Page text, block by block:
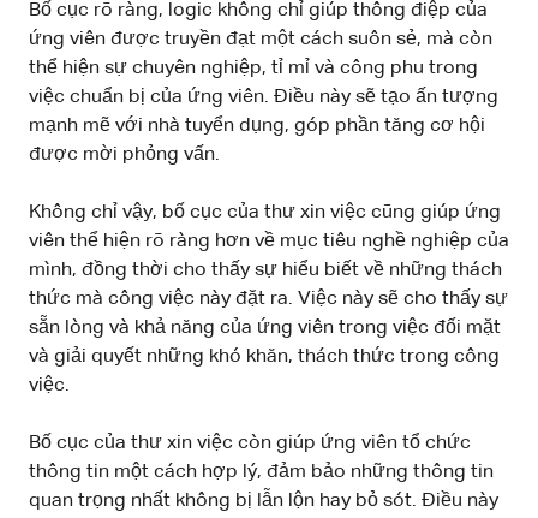
Bố cục rõ ràng, logic không chỉ giúp thông điệp của
ứng viên được truyền đạt một cách suôn sẻ, mà còn
thể hiện sự chuyên nghiệp, tỉ mỉ và công phu trong
việc chuẩn bị của ứng viên. Điều này sẽ tạo ấn tượng
mạnh mẽ với nhà tuyển dụng, góp phần tăng cơ hội
được mời phỏng vấn.
Không chỉ vậy, bố cục của thư xin việc cũng giúp ứng
viên thể hiện rõ ràng hơn về mục tiêu nghề nghiệp của
mình, đồng thời cho thấy sự hiểu biết về những thách
thức mà công việc này đặt ra. Việc này sẽ cho thấy sự
sẵn lòng và khả năng của ứng viên trong việc đối mặt
và giải quyết những khó khăn, thách thức trong công
việc.
Bố cục của thư xin việc còn giúp ứng viên tổ chức
thông tin một cách hợp lý, đảm bảo những thông tin
quan trọng nhất không bị lẫn lộn hay bỏ sót. Điều này